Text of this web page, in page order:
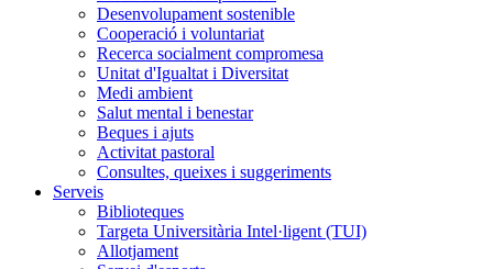
Desenvolupament sostenible
Cooperació i voluntariat
Recerca socialment compromesa
Unitat d'Igualtat i Diversitat
Medi ambient
Salut mental i benestar
Beques i ajuts
Activitat pastoral
Consultes, queixes i suggeriments
Serveis
Biblioteques
Targeta Universitària Intel·ligent (TUI)
Allotjament